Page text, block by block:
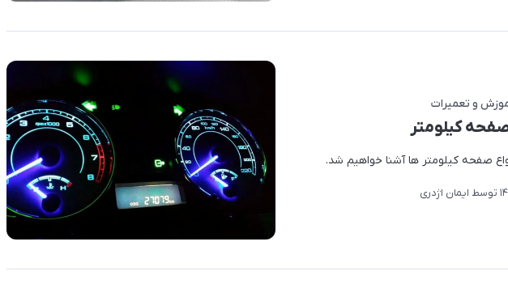
و تعمیرات
کیلومتر
صفحه کیلومتر ها آشنا خواهیم شد.
توسط ایمان اژدری